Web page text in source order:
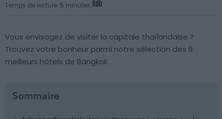
Temps de lecture: 5 minutes
Vous envisagez de visiter la capitale thaïlandaise ?
Trouvez votre bonheur parmi notre sélection des 8
meilleurs hôtels de Bangkok.
Sommaire